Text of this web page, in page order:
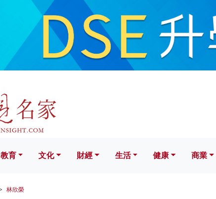
文化 財經 生活 健康
教育 文化 財經 生活 健康 商業
林欣榮